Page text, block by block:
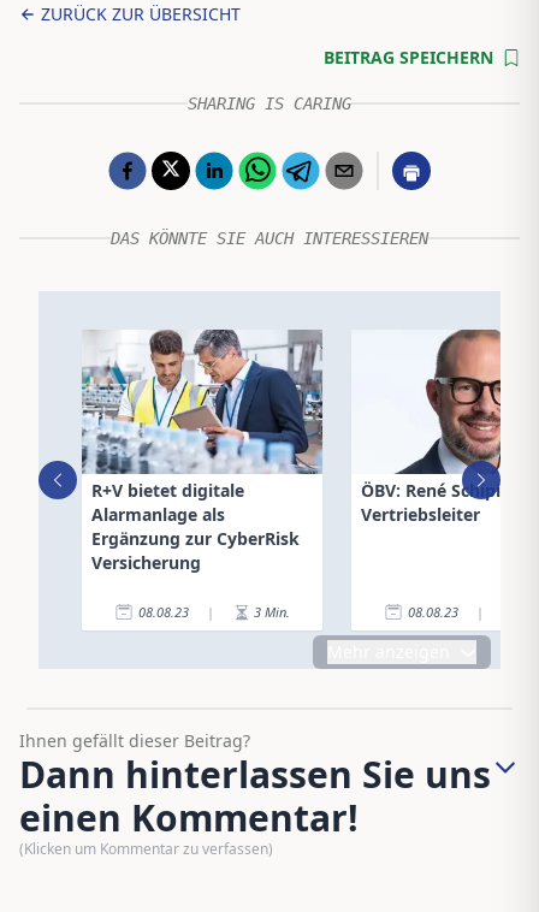
ZURÜCK ZUR ÜBERSICHT
BEITRAG SPEICHERN
SHARING IS CARING
DAS KÖNNTE SIE AUCH INTERESSIEREN
R+V bietet digitale
Alarmanlage als
Ergänzung zur CyberRisk
Versicherung
08.08.23 | 3 Min.
ÖBV: René Schipits
Vertriebsleiter
08.08.23 |
Ihnen gefällt dieser Beitrag?
Dann hinterlassen Sie uns
einen Kommentar!
(Klicken um Kommentar zu verfassen)